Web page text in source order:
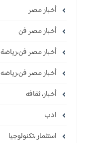
أخبار مصر
أخبار مصر فن
أخبار مصر فن،رياضة
أخبار مصر فن،رياضه
أخبار، ثقافه
ادب
استثمار ،تكنولوجيا